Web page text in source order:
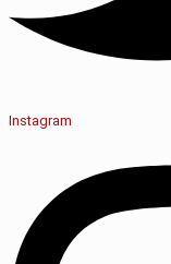
Instagram